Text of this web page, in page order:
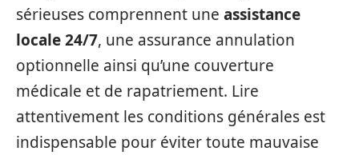
sérieuses comprennent une assistance
locale 24/7, une assurance annulation
optionnelle ainsi qu’une couverture
médicale et de rapatriement. Lire
attentivement les conditions générales est
indispensable pour éviter toute mauvaise